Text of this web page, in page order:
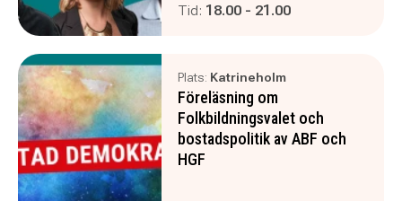
Tid: Pågår mellan
18.00 - och
21.00
Plats: Katrineholm
Föreläsning om
Folkbildningsvalet och
bostadspolitik av ABF och
HGF